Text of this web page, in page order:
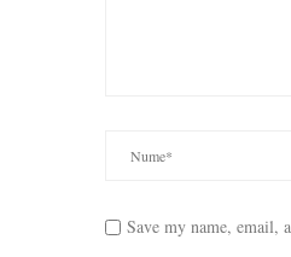
Save my name, email,